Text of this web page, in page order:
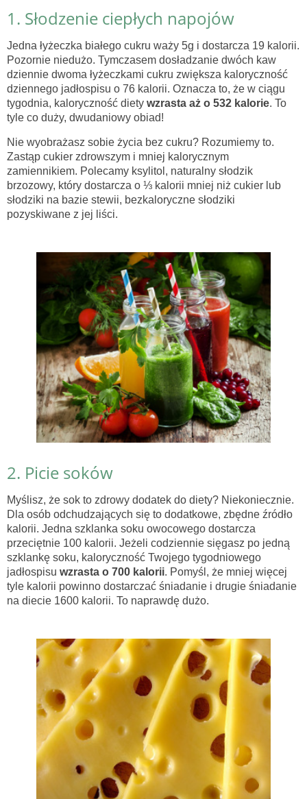
1. Słodzenie ciepłych napojów
Jedna łyżeczka białego cukru waży 5g i dostarcza 19 kalorii.
Pozornie niedużo. Tymczasem dosładzanie dwóch kaw
dziennie dwoma łyżeczkami cukru zwiększa kaloryczność
dziennego jadłospisu o 76 kalorii. Oznacza to, że w ciągu
tygodnia, kaloryczność diety wzrasta aż o 532 kalorie. To
tyle co duży, dwudaniowy obiad!
Nie wyobrażasz sobie życia bez cukru? Rozumiemy to.
Zastąp cukier zdrowszym i mniej kalorycznym
zamiennikiem. Polecamy ksylitol, naturalny słodzik
brzozowy, który dostarcza o ⅓ kalorii mniej niż cukier lub
słodziki na bazie stewii, bezkaloryczne słodziki
pozyskiwane z jej liści.
2. Picie soków
Myślisz, że sok to zdrowy dodatek do diety? Niekoniecznie.
Dla osób odchudzających się to dodatkowe, zbędne źródło
kalorii. Jedna szklanka soku owocowego dostarcza
przeciętnie 100 kalorii. Jeżeli codziennie sięgasz po jedną
szklankę soku, kaloryczność Twojego tygodniowego
jadłospisu wzrasta o 700 kalorii. Pomyśl, że mniej więcej
tyle kalorii powinno dostarczać śniadanie i drugie śniadanie
na diecie 1600 kalorii. To naprawdę dużo.